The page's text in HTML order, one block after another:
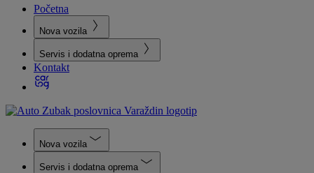
Početna
Nova vozila
Servis i dodatna oprema
Kontakt
Nova vozila
Servis i dodatna oprema